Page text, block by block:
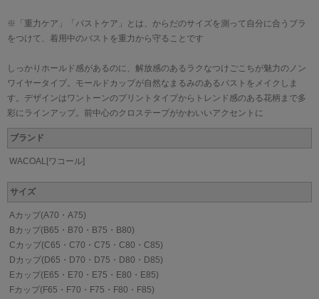
※「重力ケア」「バストケア」とは、からだのサイズを測って自分に合うブラ
をつけて、着用中のバストを重力から守ることです
しっかりホールド感があるのに、解放感のあるラクなつけごこちが魅力のノン
ワイヤータイプ。モールドカップが自然なまるみのあるバストをメイクしま
す。デザインはワントーンのプリントタイプからトレンド感のある花柄まで多
彩にラインアップ。前中心のクロステープがかわいいアクセントに
ブランド
WACOAL[ワコール]
サイズ
Aカップ(A70・A75)
Bカップ(B65・B70・B75・B80)
Cカップ(C65・C70・C75・C80・C85)
Dカップ(D65・D70・D75・D80・D85)
Eカップ(E65・E70・E75・E80・E85)
Fカップ(F65・F70・F75・F80・F85)